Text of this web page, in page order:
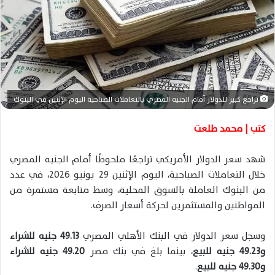
د
ا
إ
ل
ك
ت
ر
و
ن
ا
تراجع كبير للدولار أمام الجنيه المصري بالتعاملات الصباحية اليوم الإثنين في البنوك
كتب | محمد طلعت
شهد سعر الدولار الأمريكي تراجعًا ملحوظًا أمام الجنيه المصري
خلال التعاملات الصباحية، اليوم الإثنين 29 يونيو 2026، في عدد
من البنوك العاملة بالسوق المحلية، وسط متابعة مستمرة من
المواطنين والمستثمرين لحركة أسعار الصرف.
وسجل سعر الدولار في البنك الأهلي المصري
49.13 جنيه للشراء
و49.23 جنيه للبيع
، بينما بلغ في بنك مصر
49.20 جنيه للشراء
و49.30 جنيه للبيع
.